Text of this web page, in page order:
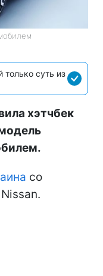
суть из
хэтчбек
со
Nissan.